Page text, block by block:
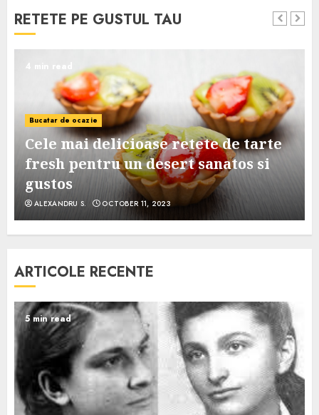
RETETE PE GUSTUL TAU
4 min read
Bucatar de ocazie
Cele mai delicioase retete de tarte
fresh pentru un desert sanatos si
gustos
ALEXANDRU S. OCTOBER 11, 2023
ARTICOLE RECENTE
5 min read